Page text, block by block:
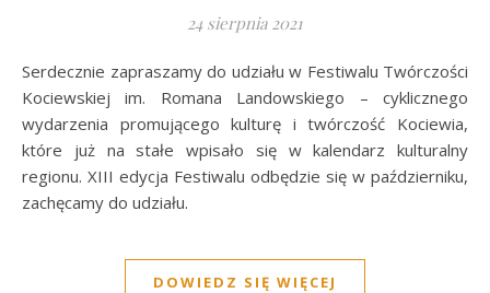
24 sierpnia 2021
Serdecznie zapraszamy do udziału w Festiwalu Twórczości
Kociewskiej im. Romana Landowskiego – cyklicznego
wydarzenia promującego kulturę i twórczość Kociewia,
które już na stałe wpisało się w kalendarz kulturalny
regionu. XIII edycja Festiwalu odbędzie się w październiku,
zachęcamy do udziału.
DOWIEDZ SIĘ WIĘCEJ